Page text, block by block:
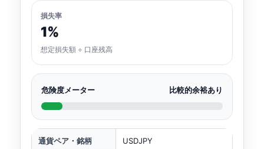
損失率
1%
想定損失額 ÷ 口座残高
危険度メーター 比較的余裕あり
通貨ペア・銘柄 USDJPY